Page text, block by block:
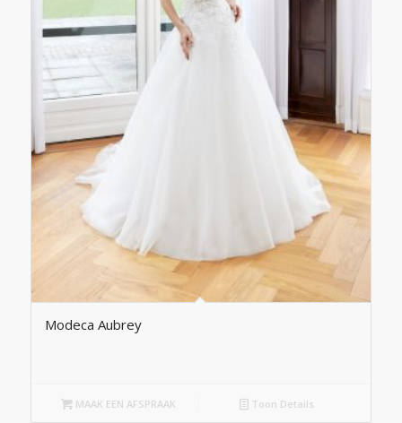
Modeca Aubrey
MAAK EEN AFSPRAAK Toon Details